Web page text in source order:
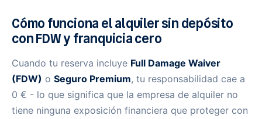
Cómo funciona el alquiler sin depósito
con FDW y franquicia cero
Cuando tu reserva incluye Full Damage Waiver
(FDW) o Seguro Premium, tu responsabilidad cae a
0 € - lo que significa que la empresa de alquiler no
tiene ninguna exposición financiera que proteger con